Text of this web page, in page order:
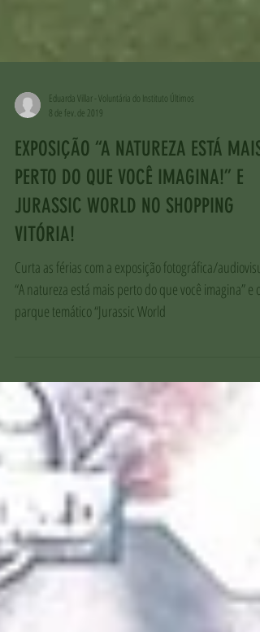
Eduarda Villar - Voluntária do Instituto Últimos
8 de fev. de 2019
EXPOSIÇÃO “A NATUREZA ESTÁ MAIS
PERTO DO QUE VOCÊ IMAGINA!” E
JURASSIC WORLD NO SHOPPING
VITÓRIA!
Curta as férias com a exposição fotográfica/